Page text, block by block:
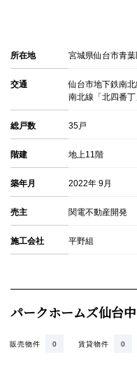
所在地 宮城県仙台市青葉
交通
仙台市地下鉄南
南北線「北四番
総戸数 35戸
階建 地上11階
築年月 2022年 9月
売主 関電不動産開発
施工会社 平野組
パークホームズ仙台
賃貸物件 0
販売物件 0